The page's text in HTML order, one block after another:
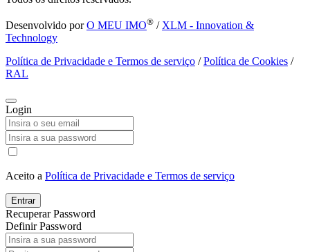
Desenvolvido porO MEU IMO® / XLM - Innovation &
Technology
Política de Privacidade e Termos de serviço /Política de Cookies /
RAL
Login
Aceito a Política de Privacidade e Termos de serviço
Entrar
Recuperar Password
Definir Password